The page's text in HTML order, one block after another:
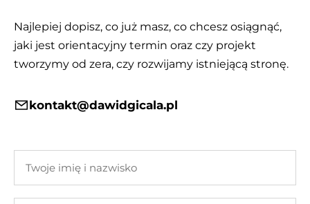
Najlepiej dopisz, co już masz, co chcesz osiągnąć,
jaki jest orientacyjny termin oraz czy projekt
tworzymy od zera, czy rozwijamy istniejącą stronę.
kontakt@dawidgicala.pl
imię